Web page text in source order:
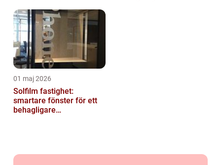
01 maj 2026
Solfilm fastighet:
smartare fönster för ett
behagligare